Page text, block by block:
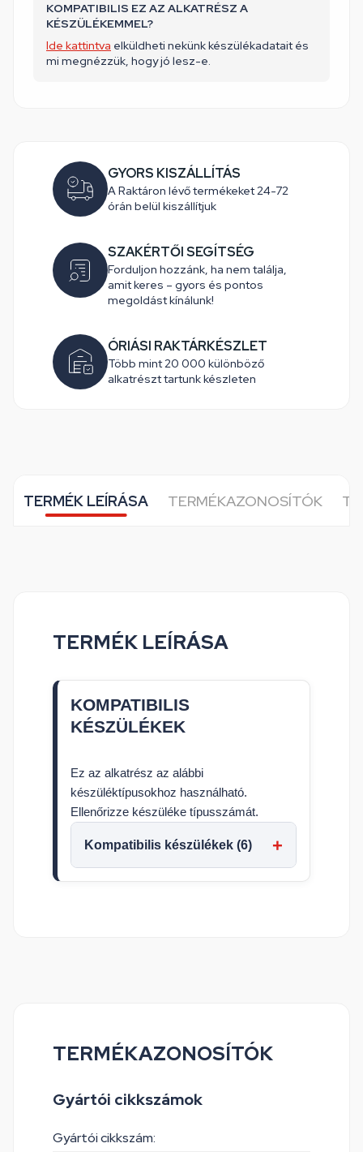
KOMPATIBILIS EZ AZ ALKATRÉSZ A
KÉSZÜLÉKEMMEL?
Ide kattintva elküldheti nekünk készülékadatait és
mi megnézzük, hogy jó lesz-e.
GYORS KISZÁLLÍTÁS
A Raktáron lévő termékeket 24-72
órán belül kiszállítjuk
SZAKÉRTŐI SEGÍTSÉG
Forduljon hozzánk, ha nem találja,
amit keres – gyors és pontos
megoldást kínálunk!
ÓRIÁSI RAKTÁRKÉSZLET
Több mint 20 000 különböző
alkatrészt tartunk készleten
TERMÉK LEÍRÁSA TERMÉKAZONOSÍTÓK
TERMÉK LEÍRÁSA
KOMPATIBILIS
KÉSZÜLÉKEK
Ez az alkatrész az alábbi
készüléktípusokhoz használható.
Ellenőrizze készüléke típusszámát.
Kompatibilis készülékek (6)
TERMÉKAZONOSÍTÓK
Gyártói cikkszámok
Gyártói cikkszám: